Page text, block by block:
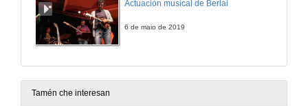
Actuación musical de Berlai
6 de maio de 2019
Tamén che interesan